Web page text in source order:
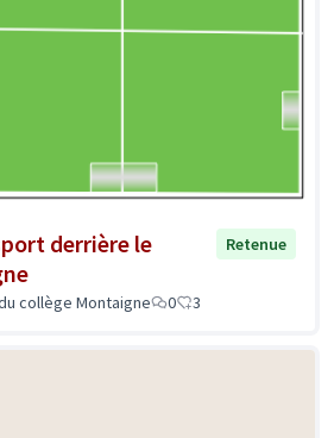
derrière le
Retenue
collège Montaigne 0 3